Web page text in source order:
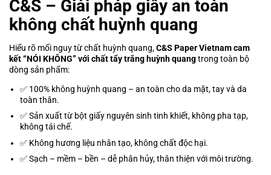
C&S – Giải pháp giấy an toàn
không chất huỳnh quang
Hiểu rõ mối nguy từ chất huỳnh quang,C&S Paper Vietnam cam
kết “NÓI KHÔNG” với chất tẩy trắng huỳnh quangtrong toàn bộ
dòng sản phẩm:
✅ 100% không huỳnh quang – an toàn cho da mặt, tay và da
toàn thân.
✅ Sản xuất từ bột giấy nguyên sinh tinh khiết, không pha tạp,
không tái chế.
✅ Không hương liệu nhân tạo, không chất độc hại.
✅ Sạch – mềm – bền – dễ phân hủy, thân thiện với môi trường.